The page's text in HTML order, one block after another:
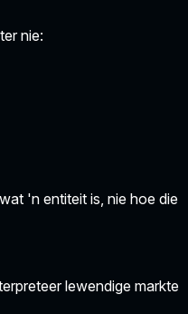
nie:
'n entiteit is, nie hoe die
lewendige markte